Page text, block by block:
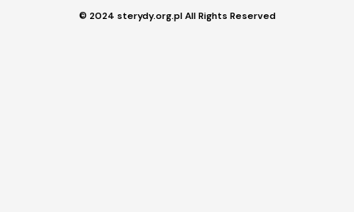
© 2024 sterydy.org.pl All Rights Reserved